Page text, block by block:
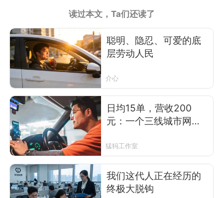
读过本文，Ta们还读了
聪明、隐忍、可爱的底
层劳动人民
介心
日均15单，营收200
元：一个三线城市网约
猛犸工作室
我们这代人正在经历的
终极大脱钩